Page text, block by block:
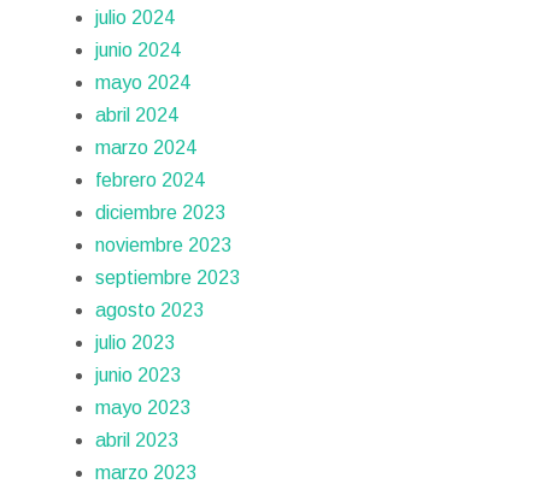
julio 2024
junio 2024
mayo 2024
abril 2024
marzo 2024
febrero 2024
diciembre 2023
noviembre 2023
septiembre 2023
agosto 2023
julio 2023
junio 2023
mayo 2023
abril 2023
marzo 2023